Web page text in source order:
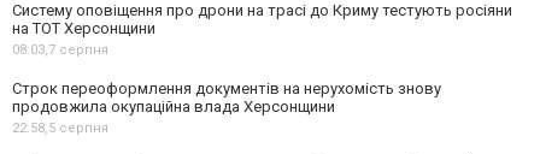
Систему оповіщення про дрони на трасі до Криму тестують росіяни
на ТОТ Херсонщини
08:03,7 серпня
Строк переоформлення документів на нерухомість знову
продовжила окупаційна влада Херсонщини
22:58,5 серпня